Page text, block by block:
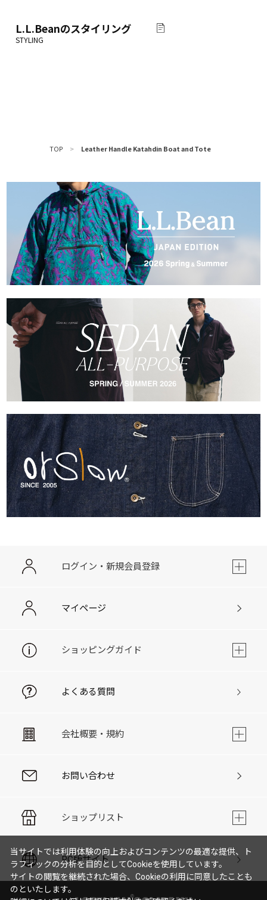
L.L.Beanのスタイリング
TOP > Leather Handle Katahdin Boat and Tote
ログイン・新規会員登録
マイページ
ショッピングガイド
よくある質問
会社概要・規約
お問い合わせ
ショップリスト
PC版サイト
当サイトでは利用体験の向上およびコンテンツの最適な提供、ト
ラフィックの分析を目的としてCookieを使用しています。
サイトの閲覧を継続された場合、Cookieの利用に同意したことも
のといたします。